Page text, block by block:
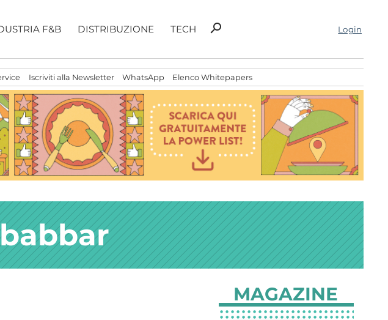
F&B DISTRIBUZIONE TECH
Ricerca
search Login
Iscriviti alla Newsletter WhatsApp Elenco Whitepapers
MAGAZINE